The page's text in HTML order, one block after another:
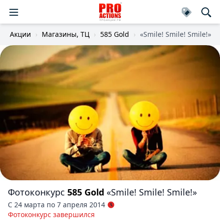
Акции Магазины, ТЦ 585 Gold «Smile! Smile! Smile!»
Фотоконкурс 585 Gold «Smile! Smile! Smile!»
С 24 марта по 7 апреля 2014
Фотоконкурс завершился